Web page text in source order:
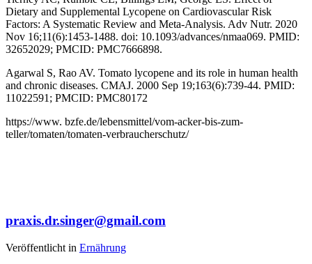
Dietary and Supplemental Lycopene on Cardiovascular Risk
Factors: A Systematic Review and Meta-Analysis. Adv Nutr. 2020
Nov 16;11(6):1453-1488. doi: 10.1093/advances/nmaa069. PMID:
32652029; PMCID: PMC7666898.
Agarwal S, Rao AV. Tomato lycopene and its role in human health
and chronic diseases. CMAJ. 2000 Sep 19;163(6):739-44. PMID:
11022591; PMCID: PMC80172
https://www. bzfe.de/lebensmittel/vom-acker-bis-zum-
teller/tomaten/tomaten-verbraucherschutz/
praxis.dr.singer@gmail.com
Veröffentlicht in Ernährung